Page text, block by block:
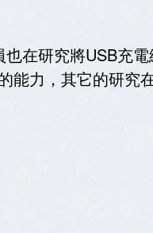
在研究將USB充
能力，其它的研究